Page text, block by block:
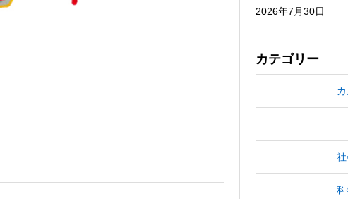
2026年7月30日
カテゴリー